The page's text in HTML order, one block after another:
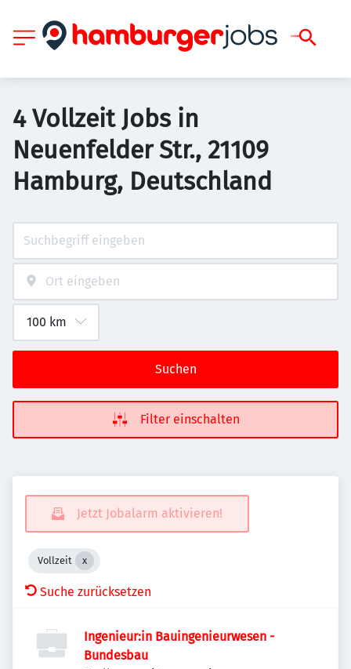
4 Vollzeit Jobs in
Neuenfelder Str., 21109
Hamburg, Deutschland
Suchen
Filter einschalten
Jetzt Jobalarm aktivieren!
Vollzeit
Suche zurücksetzen
Ingenieur:in Bauingenieurwesen -
Bundesbau